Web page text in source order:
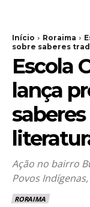
Início Roraima
sobre saberes
Escola
lança
Ação no bairro
Povos
RORAIMA